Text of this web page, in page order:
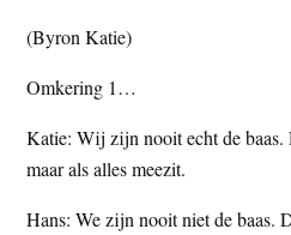
t
e
e
s
t
e
(Byron Katie)
Omkering 1…
Katie: Wij zijn nooit echt de baas.
maar als alles meezit.
Hans: We zijn nooit niet de baas.